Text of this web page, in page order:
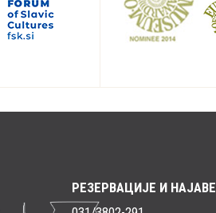
РЕЗЕРВАЦИЈЕ И НАЈАВЕ